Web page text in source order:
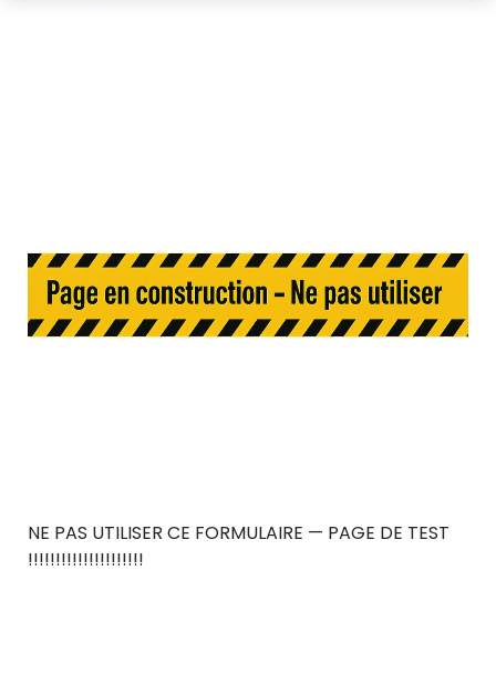
NE PAS UTILISER CE FORMULAIRE — PAGE DE TEST
!!!!!!!!!!!!!!!!!!!!!